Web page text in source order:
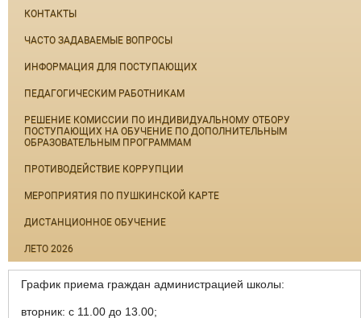
КОНТАКТЫ
ЧАСТО ЗАДАВАЕМЫЕ ВОПРОСЫ
ИНФОРМАЦИЯ ДЛЯ ПОСТУПАЮЩИХ
ПЕДАГОГИЧЕСКИМ РАБОТНИКАМ
РЕШЕНИЕ КОМИССИИ ПО ИНДИВИДУАЛЬНОМУ ОТБОРУ
ПОСТУПАЮЩИХ НА ОБУЧЕНИЕ ПО ДОПОЛНИТЕЛЬНЫМ
ОБРАЗОВАТЕЛЬНЫМ ПРОГРАММАМ
ПРОТИВОДЕЙСТВИЕ КОРРУПЦИИ
МЕРОПРИЯТИЯ ПО ПУШКИНСКОЙ КАРТЕ
ДИСТАНЦИОННОЕ ОБУЧЕНИЕ
ЛЕТО 2026
График приема граждан администрацией школы:
вторник: с 11.00 до 13.00;